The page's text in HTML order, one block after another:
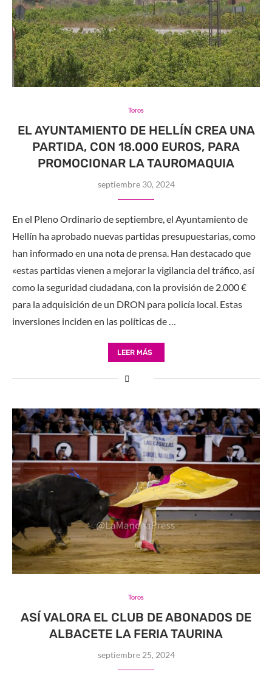
Toros
EL AYUNTAMIENTO DE HELLÍN CREA UNA
PARTIDA, CON 18.000 EUROS, PARA
PROMOCIONAR LA TAUROMAQUIA
septiembre 30, 2024
En el Pleno Ordinario de septiembre, el Ayuntamiento de
Hellín ha aprobado nuevas partidas presupuestarias, como
han informado en una nota de prensa. Han destacado que
«estas partidas vienen a mejorar la vigilancia del tráfico, así
como la seguridad ciudadana, con la provisión de 2.000 €
para la adquisición de un DRON para policía local. Estas
inversiones inciden en las políticas de …
LEER MÁS
Toros
ASÍ VALORA EL CLUB DE ABONADOS DE
ALBACETE LA FERIA TAURINA
septiembre 25, 2024